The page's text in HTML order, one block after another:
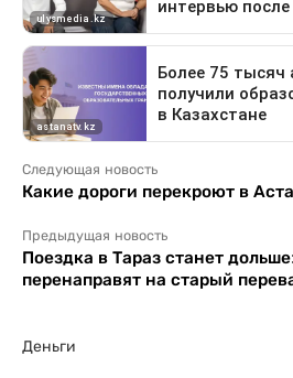
Следующая новость
Какие дороги перекроют в
Предыдущая новость
Поездка в Тараз станет
перенаправят на старый
Деньги